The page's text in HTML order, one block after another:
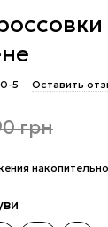
5 Оставить
грн